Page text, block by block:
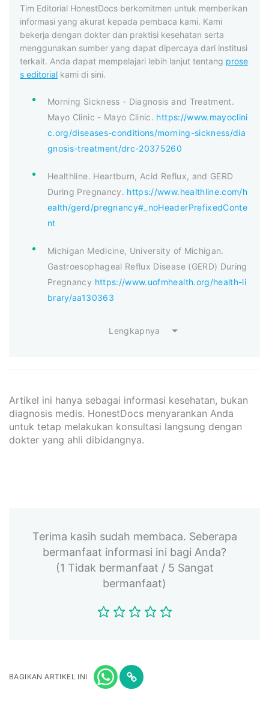
Tim Editorial HonestDocs berkomitmen untuk memberikan
informasi yang akurat kepada pembaca kami. Kami
bekerja dengan dokter dan praktisi kesehatan serta
menggunakan sumber yang dapat dipercaya dari institusi
terkait. Anda dapat mempelajari lebih lanjut tentang prose
s editorial kami di sini.
Morning Sickness - Diagnosis and Treatment.
Mayo Clinic - Mayo Clinic. https://www.mayoclini
c.org/diseases-conditions/morning-sickness/dia
gnosis-treatment/drc-20375260
Healthline. Heartburn, Acid Reflux, and GERD
During Pregnancy. https://www.healthline.com/h
ealth/gerd/pregnancy#_noHeaderPrefixedConte
nt
Michigan Medicine, University of Michigan.
Gastroesophageal Reflux Disease (GERD) During
Pregnancy https://www.uofmhealth.org/health-li
brary/aa130363
Lengkapnya
Artikel ini hanya sebagai informasi kesehatan, bukan
diagnosis medis. HonestDocs menyarankan Anda
untuk tetap melakukan konsultasi langsung dengan
dokter yang ahli dibidangnya.
Terima kasih sudah membaca. Seberapa
bermanfaat informasi ini bagi Anda?
(1 Tidak bermanfaat / 5 Sangat
bermanfaat)
BAGIKAN ARTIKEL INI